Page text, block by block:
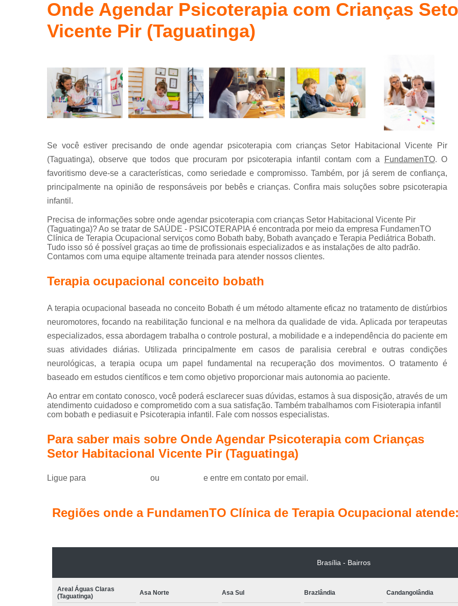
Terapia
ocupacional
bobath
Fisioterapia Bobath Baby
Método
Fisioterapia Infantil Águas Claras
Fisioterapia Infantil Pediasuit para
Fisioterapia Pediátrica Bobath
Psicoterapia com Crianças
Psicoterapia de Crianças
Psicoterapia em
Psicoterapia para Autismo Infantil
Psicoterapia para Criança com
Terapia de Integração Ayres para Autismo
Terapia de Integração
Terapia de Integração Sensorial de Ayres
Terapia Ocupacional com
Terapia Ocupacional com
Terapia Ocupacional com
Terapia Sensorial de Ayres
Terapia Ocupacional Bobath
Terapia Ocupacional Infantil
Terapia Ocupacional para Autista
Terapia com Conceito Neuroevolutivo Bobath
Terapia Ocupacional com
Terapia Ocupacional
Terapia Ocupacional Método Bobath
Terapia Pediátrica
Terapia Pediátrica com
Onde Agendar Psicoterapia com Crianças
Vicente Pir (Taguatinga)
Se você estiver precisando de onde agendar psicoterapia com crianças Setor Habitacional Vicente Pir
(Taguatinga), observe que todos que procuram por psicoterapia infantil contam com a
FundamenTO. O
favoritismo deve-se a características, como seriedade e compromisso. Também, por já serem de confiança,
principalmente na opinião de responsáveis por bebês e crianças. Confira mais soluções sobre psicoterapia
infantil.
Precisa de informações sobre onde agendar psicoterapia com crianças Setor Habitacional Vicente Pir
(Taguatinga)? Ao se tratar de SAÚDE - PSICOTERAPIA é encontrada por meio da empresa FundamenTO
Clínica de Terapia Ocupacional serviços como Bobath baby, Bobath avançado e Terapia Pediátrica Bobath.
Tudo isso só é possível graças ao time de profissionais especializados e as instalações de alto padrão.
Contamos com uma equipe altamente treinada para atender nossos clientes.
Terapia ocupacional conceito bobath
A terapia ocupacional baseada no conceito Bobath é um método altamente eficaz no tratamento de distúrbios
neuromotores, focando na reabilitação funcional e na melhora da qualidade de vida. Aplicada por terapeutas
especializados, essa abordagem trabalha o controle postural, a mobilidade e a independência do paciente em
suas atividades diárias. Utilizada principalmente em casos de paralisia cerebral e outras condições
neurológicas, a terapia ocupa um papel fundamental na recuperação dos movimentos. O tratamento é
baseado em estudos científicos e tem como objetivo proporcionar mais autonomia ao paciente.
Ao entrar em contato conosco, você poderá esclarecer suas dúvidas, estamos à sua disposição, através de um
atendimento cuidadoso e comprometido com a sua satisfação. Também trabalhamos com Fisioterapia infantil
com bobath e pediasuit e Psicoterapia infantil. Fale com nossos especialistas.
Para saber mais sobre Onde Agendar Psicoterapia com Crianças
Setor Habitacional Vicente Pir (Taguatinga)
Ligue para ou e entre em contato por email.
Regiões onde a FundamenTO Clínica de Terapia Ocupacional atende:
Brasília - Bairros
Areal Águas Claras
(Taguatinga)
Asa Norte Asa Sul Brazlândia Candangolândia